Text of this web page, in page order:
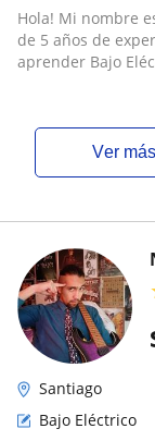
Hola! Mi nombre
de 5 años de
aprender Bajo
ver más
Santiago
Bajo Eléctrico